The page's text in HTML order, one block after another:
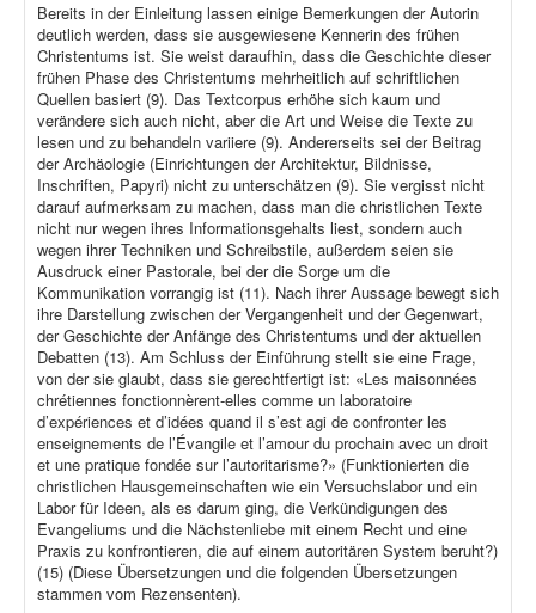
Bereits in der Einleitung lassen einige Bemerkungen der Autorin
deutlich werden, dass sie ausgewiesene Kennerin des frühen
Christentums ist. Sie weist daraufhin, dass die Geschichte dieser
frühen Phase des Christentums mehrheitlich auf schriftlichen
Quellen basiert (9). Das Textcorpus erhöhe sich kaum und
verändere sich auch nicht, aber die Art und Weise die Texte zu
lesen und zu behandeln variiere (9). Andererseits sei der Beitrag
der Archäologie (Einrichtungen der Architektur, Bildnisse,
Inschriften, Papyri) nicht zu unterschätzen (9). Sie vergisst nicht
darauf aufmerksam zu machen, dass man die christlichen Texte
nicht nur wegen ihres Informationsgehalts liest, sondern auch
wegen ihrer Techniken und Schreibstile, außerdem seien sie
Ausdruck einer Pastorale, bei der die Sorge um die
Kommunikation vorrangig ist (11). Nach ihrer Aussage bewegt sich
ihre Darstellung zwischen der Vergangenheit und der Gegenwart,
der Geschichte der Anfänge des Christentums und der aktuellen
Debatten (13). Am Schluss der Einführung stellt sie eine Frage,
von der sie glaubt, dass sie gerechtfertigt ist: «Les maisonnées
chrétiennes fonctionnèrent-elles comme un laboratoire
d’expériences et d’idées quand il s’est agi de confronter les
enseignements de l’Évangile et l’amour du prochain avec un droit
et une pratique fondée sur l’autoritarisme?» (Funktionierten die
christlichen Hausgemeinschaften wie ein Versuchslabor und ein
Labor für Ideen, als es darum ging, die Verkündigungen des
Evangeliums und die Nächstenliebe mit einem Recht und eine
Praxis zu konfrontieren, die auf einem autoritären System beruht?)
(15) (Diese Übersetzungen und die folgenden Übersetzungen
stammen vom Rezensenten).